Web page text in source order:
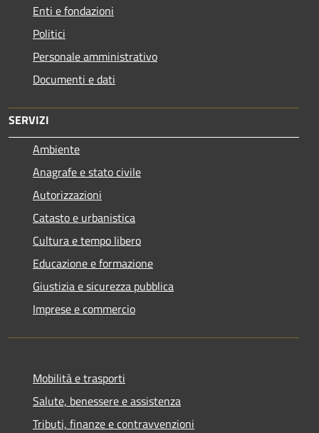
Enti e fondazioni
Politici
Personale amministrativo
Documenti e dati
SERVIZI
Ambiente
Anagrafe e stato civile
Autorizzazioni
Catasto e urbanistica
Cultura e tempo libero
Educazione e formazione
Giustizia e sicurezza pubblica
Imprese e commercio
Mobilità e trasporti
Salute, benessere e assistenza
Tributi, finanze e contravvenzioni